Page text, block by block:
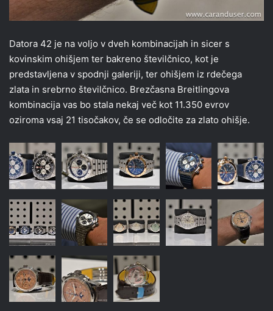
Datora 42 je na voljo v dveh kombinacijah in sicer s
kovinskim ohišjem ter bakreno številčnico, kot je
predstavljena v spodnji galeriji, ter ohišjem iz rdečega
zlata in srebrno številčnico. Brezčasna Breitlingova
kombinacija vas bo stala nekaj več kot 11.350 evrov
oziroma vsaj 21 tisočakov, če se odločite za zlato ohišje.